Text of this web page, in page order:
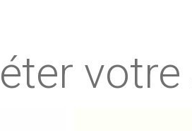
l'espace sous le lit,